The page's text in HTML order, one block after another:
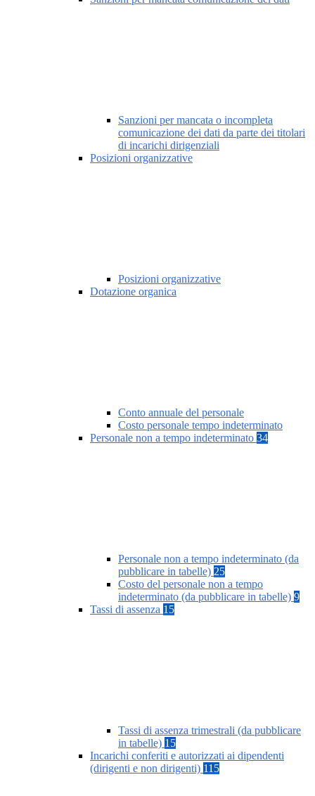
Sanzioni per mancata o incompleta
comunicazione dei dati da parte dei titolari
di incarichi dirigenziali
Posizioni organizzative
Posizioni organizzative
Dotazione organica
Conto annuale del personale
Costo personale tempo indeterminato
Personale non a tempo indeterminato 34
Personale non a tempo indeterminato (da
pubblicare in tabelle) 25
Costo del personale non a tempo
indeterminato (da pubblicare in tabelle) 9
Tassi di assenza 15
Tassi di assenza trimestrali (da pubblicare
in tabelle) 15
Incarichi conferiti e autorizzati ai dipendenti
(dirigenti e non dirigenti) 115